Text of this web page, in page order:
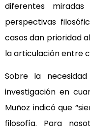
diferentes
perspectivas
casos dan prioridad
la articulación entre
Sobre la
investigación en
Muñoz indicó que
filosofía. Para